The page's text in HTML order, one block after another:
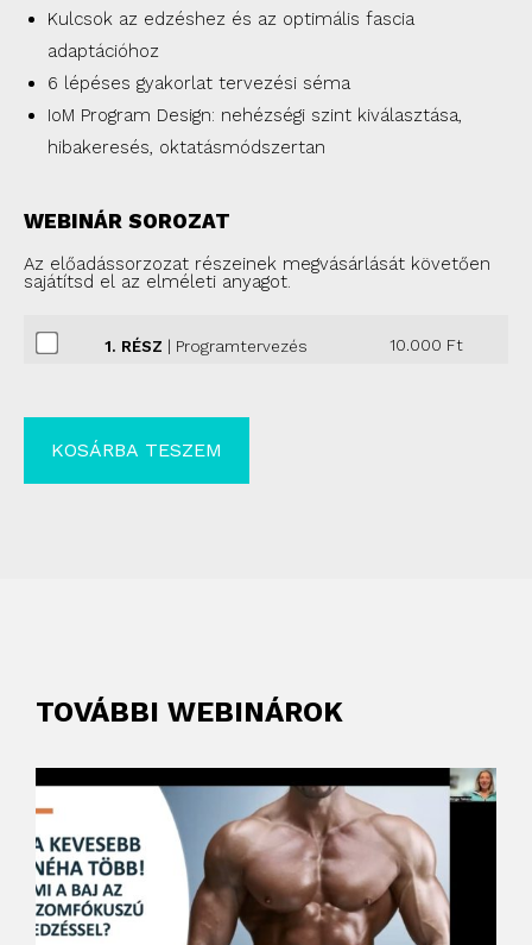
Kulcsok az edzéshez és az optimális fascia
adaptációhoz
6 lépéses gyakorlat tervezési séma
IoM Program Design: nehézségi szint kiválasztása,
hibakeresés, oktatásmódszertan
WEBINÁR SOROZAT
Az előadássorzozat részeinek megvásárlását követően
sajátítsd el az elméleti anyagot.
1. RÉSZ | Programtervezés 10.000 Ft
KOSÁRBA TESZEM
TOVÁBBI WEBINÁROK